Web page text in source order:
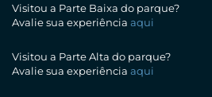
Visitou a Parte Baixa do parque?
Avalie sua experiência aqui
Visitou a Parte Alta do parque?
Avalie sua experiência aqui